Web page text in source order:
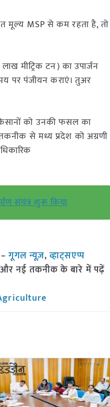
मूल्य MSP से कम रहता है, तो
मीट्रिक टन) का उपार्जन
पर पंजीयन कराएं। तुअर
को उनकी फसल का
से मध्य प्रदेश को अग्रणी
संयंत्र शुरू किया
गूगल न्यूज़,व्हाट्सएप्प
और नई तकनीक के बारे में पढ़ें